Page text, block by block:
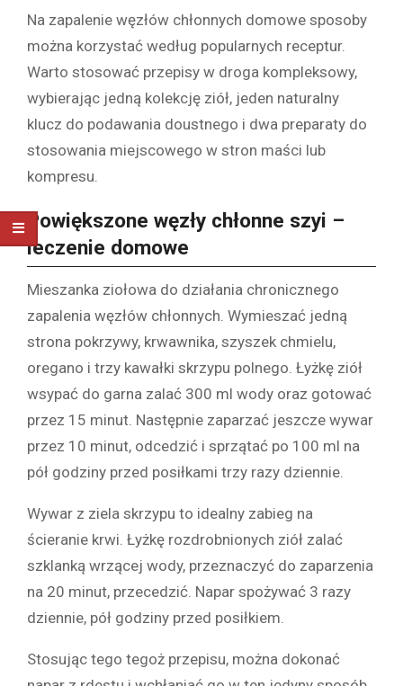
Na zapalenie węzłów chłonnych domowe sposoby
można korzystać według popularnych receptur.
Warto stosować przepisy w droga kompleksowy,
wybierając jedną kolekcję ziół, jeden naturalny
klucz do podawania doustnego i dwa preparaty do
stosowania miejscowego w stron maści lub
kompresu.
Powiększone węzły chłonne szyi –
leczenie domowe
Mieszanka ziołowa do działania chronicznego
zapalenia węzłów chłonnych. Wymieszać jedną
strona pokrzywy, krwawnika, szyszek chmielu,
oregano i trzy kawałki skrzypu polnego. Łyżkę ziół
wsypać do garna zalać 300 ml wody oraz gotować
przez 15 minut. Następnie zaparzać jeszcze wywar
przez 10 minut, odcedzić i sprzątać po 100 ml na
pół godziny przed posiłkami trzy razy dziennie.
Wywar z ziela skrzypu to idealny zabieg na
ścieranie krwi. Łyżkę rozdrobnionych ziół zalać
szklanką wrzącej wody, przeznaczyć do zaparzenia
na 20 minut, przecedzić. Napar spożywać 3 razy
dziennie, pół godziny przed posiłkiem.
Stosując tego tegoż przepisu, można dokonać